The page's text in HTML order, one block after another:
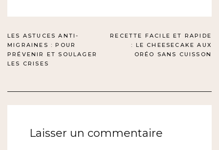
NAVIGATION
DE
L’ARTICLE
LES ASTUCES ANTI-
MIGRAINES : POUR
PRÉVENIR ET SOULAGER
LES CRISES
RECETTE FACILE ET RAPIDE
: LE CHEESECAKE AUX
ORÉO SANS CUISSON
Laisser un commentaire